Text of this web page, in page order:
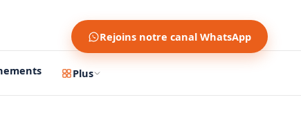
Rejoins notre canal WhatsApp
Plus